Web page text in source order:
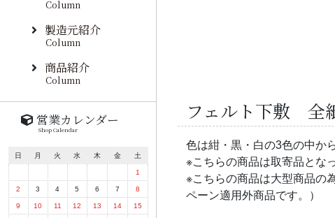
フェルト下敷
色は紺・黒・白の3色の中か
※こちらの商品は取寄品とな
※こちらの商品は大型商品の
ペーン適用外商品です。）
Column
製造元紹介
Column
商品紹介
Column
営業カレンダー
Shop Calendar
日 月 火 水 木 金 土
1
2 3 4 5 6 7 8
9 10 11 12 13 14 15